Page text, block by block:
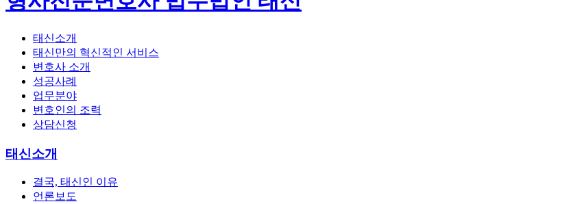
태신소개
태신만의 혁신적인 서비스
변호사 소개
성공사례
업무분야
변호인의 조력
상담신청
태신소개
결국, 태신인 이유
언론보도